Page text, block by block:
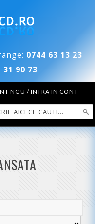
0744 63 13 23
31 90 73
NOU / INTRA IN CONT